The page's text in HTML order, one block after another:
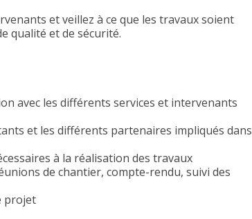
et veillez à ce que les travaux soient
qualité et de sécurité.
avec les différents services et intervenants
et les différents partenaires impliqués dans
à la réalisation des travaux
de chantier, compte-rendu, suivi des
projet